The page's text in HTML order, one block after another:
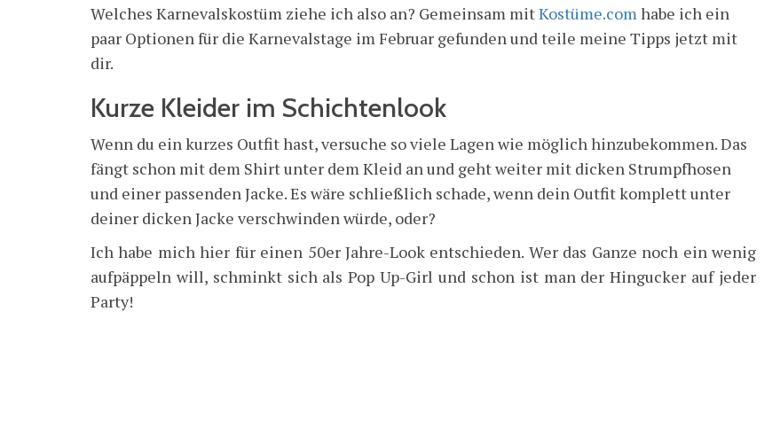
Welches Karnevalskostüm ziehe ich also an? Gemeinsam mitKostüme.com habe ich ein
paar Optionen für die Karnevalstage im Februar gefunden und teile meine Tipps jetzt mit
dir.
Kurze Kleider im Schichtenlook
Wenn du ein kurzes Outfit hast, versuche so viele Lagen wie möglich hinzubekommen. Das
fängt schon mit dem Shirt unter dem Kleid an und geht weiter mit dicken Strumpfhosen
und einer passenden Jacke. Es wäre schließlich schade, wenn dein Outfit komplett unter
deiner dicken Jacke verschwinden würde, oder?
Ich habe mich hier für einen 50er Jahre-Look entschieden. Wer das Ganze noch ein wenig
aufpäppeln will, schminkt sich als Pop Up-Girl und schon ist man der Hingucker auf jeder
Party!